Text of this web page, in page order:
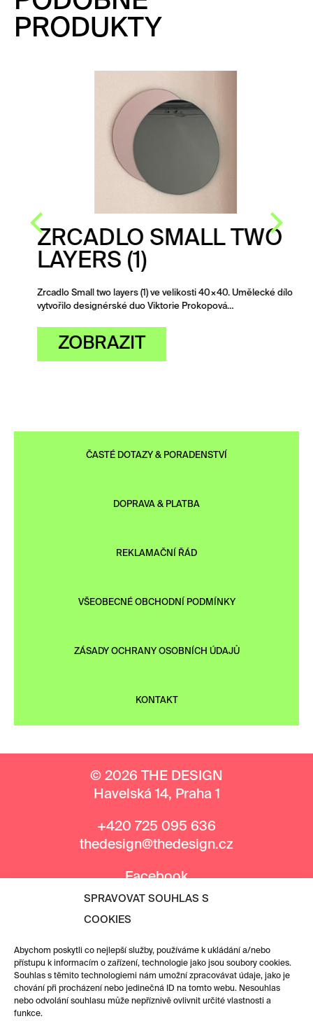
SPRAVOVAT SOUHLAS S
COOKIES
Abychom poskytli co nejlepší služby, používáme k ukládání a/nebo
přístupu k informacím o zařízení, technologie jako jsou soubory cookies.
Souhlas s těmito technologiemi nám umožní zpracovávat údaje, jako je
chování při procházení nebo jedinečná ID na tomto webu. Nesouhlas
nebo odvolání souhlasu může nepříznivě ovlivnit určité vlastnosti a
funkce.
PRODUKTY
ZRCADLO SMALL TWO
LAYERS (1)
Zrcadlo Small two layers (1) ve velikosti 40×40. Umělecké dílo
vytvořilo designérské duo Viktorie Prokopová…
ZOBRAZIT
ČASTÉ DOTAZY & PORADENSTVÍ
DOPRAVA & PLATBA
REKLAMAČNÍ ŘÁD
VŠEOBECNÉ OBCHODNÍ PODMÍNKY
ZÁSADY OCHRANY OSOBNÍCH ÚDAJŮ
KONTAKT
© 2026 THE DESIGN
Havelská 14, Praha 1
+420 725 095 636
thedesign@thedesign.cz
Facebook
Instagram